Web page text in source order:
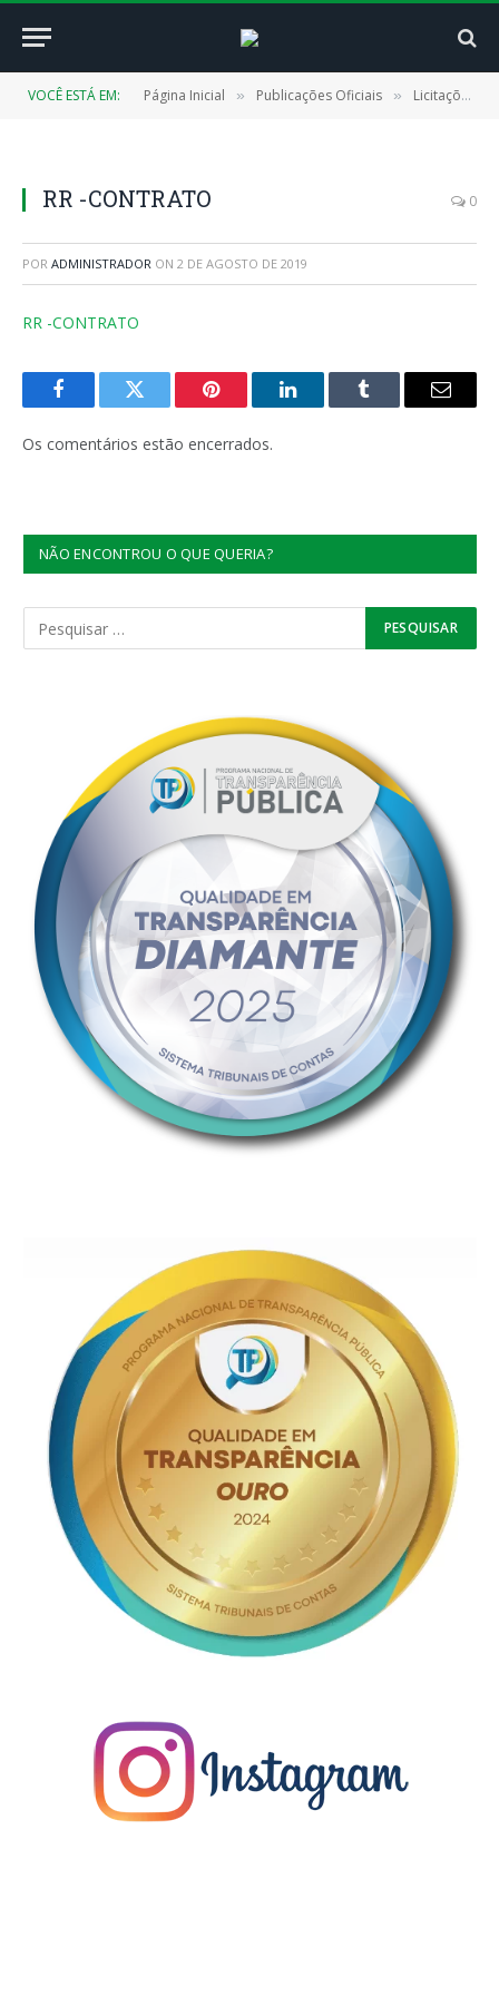
VOCÊ ESTÁ EM: Página Inicial » Publicações Oficiais » Licitações
RR -CONTRATO 0
POR ADMINISTRADOR ON 2 DE AGOSTO DE 2019
RR -CONTRATO
FacebookTwitter Pinterest LinkedInTumblr
E-
Os comentários estão encerrados.
NÃO ENCONTROU O QUE QUERIA?